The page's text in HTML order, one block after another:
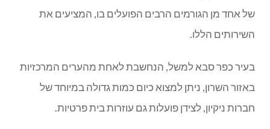
של אחד מן הגורמים הרבים הפועלים בו, המציעים את
השירותים הללו.
בעיר כפר סבא למשל, הנחשבת לאחת מהערים המרכזיות
באזור השרון, ניתן למצוא כיום כמות גדולה במיוחד של
חברות ניקיון, לצידן פועלות גם עוזרות בית פרטיות.